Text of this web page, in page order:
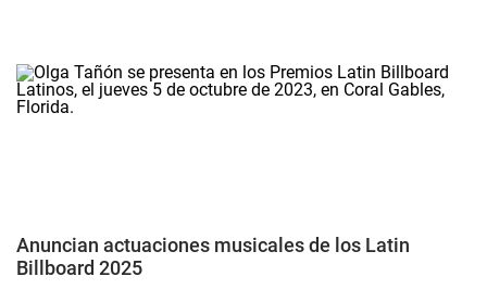
Anuncian actuaciones musicales de los Latin
Billboard 2025